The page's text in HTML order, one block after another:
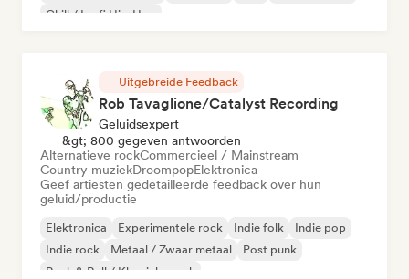
Chill / Lo-fi Hip-Hop
Uitgebreide Feedback
Rob Tavaglione/Catalyst Recording
Geluidsexpert
&gt; 800 gegeven antwoorden
Alternatieve rockCommercieel / Mainstream
Country muziekDroompopElektronica
Geef artiesten gedetailleerde feedback over hun
geluid/productie
Elektronica Experimentele rock Indie folk
Indie pop
Indie rock
Metaal / Zwaar metaal
Post punk
Rock & Roll / Klassieke rock